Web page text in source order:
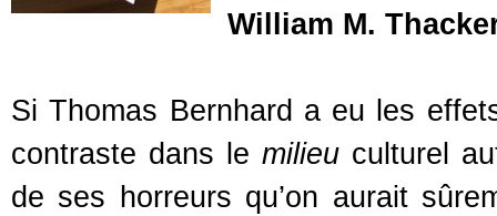
William M.
Si Thomas Bernhard a eu les
contraste dans le milieuculturel
de ses horreurs qu’on aurait